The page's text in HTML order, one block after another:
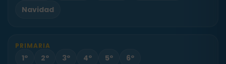
Navidad
PRIMARIA
1º 2º 3º 4º 5º 6º